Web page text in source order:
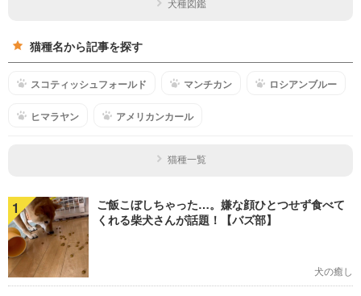
犬種図鑑
猫種名から記事を探す
スコティッシュフォールド マンチカン ロシアンブルー
ヒマラヤン アメリカンカール
猫種一覧
1
ご飯こぼしちゃった…。嫌な顔ひとつせず食べて
くれる柴犬さんが話題！【バズ部】
犬の癒し